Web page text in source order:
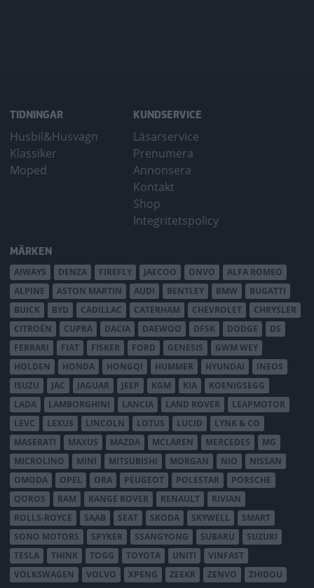
TIDNINGAR
Husbil&Husvagn
Klassiker
Moped
KUNDSERVICE
Läsarservice
Prenumera
Annonsera
Kontakt
Shop
Integritetspolicy
MÄRKEN
AIWAYS DENZA FIREFLY JAECOO ONVO
ALFA ROMEO
ALPINE
ASTON MARTIN AUDI BENTLEY BMW
BUGATTI
BUICK
BYD CADILLAC CATERHAM CHEVROLET
CHRYSLER
CITROËN
CUPRA DACIA DAEWOO DFSK DODGE
DS
FERRARI
FIAT FISKER FORD GENESIS
GWM WEY
HOLDEN
HONDA HONGQI HUMMER HYUNDAI
INEOS
ISUZU
JAC JAGUAR JEEP KGM KIA
KOENIGSEGG
LADA
LAMBORGHINI LANCIA LAND ROVER
LEAPMOTOR
LEVC
LEXUS LINCOLN LOTUS LUCID
LYNK & CO
MASERATI
MAXUS MAZDA MCLAREN MERCEDES
MG
MICROLINO
MINI MITSUBISHI MORGAN NIO
NISSAN
OMODA
OPEL ORA PEUGEOT POLESTAR
PORSCHE
QOROS
RAM RANGE ROVER RENAULT
RIVIAN
ROLLS-ROYCE
SAAB SEAT SKODA SKYWELL
SMART
SONO MOTORS
SPYKER SSANGYONG SUBARU
SUZUKI
TESLA
THINK TOGG TOYOTA UNITI
VINFAST
VOLKSWAGEN
VOLVO XPENG ZEEKR ZENVO ZHIDOU